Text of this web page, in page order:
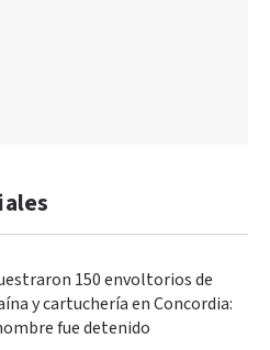
150 envoltorios de
y cartuchería en Concordia:
fue detenido